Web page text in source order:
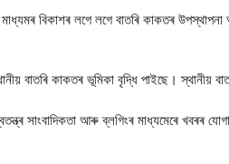
মাধ্যমৰ বিকাশৰ লগে লগে বাতৰি কাকতৰ
বাতৰি কাকতৰ ভূমিকা বৃদ্ধি পাইছে। স্থানীয়
সাংবাদিকতা আৰু ব্লগিংৰ মাধ্যমেৰে খবৰৰ